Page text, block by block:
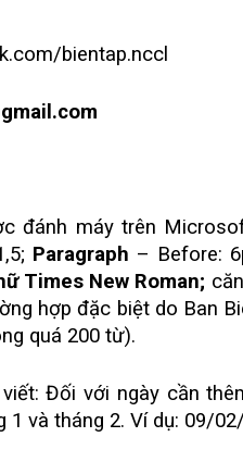
bientap.nccl
đánh máy trên
Paragraph – Before:
Times New Roman;
hợp đặc biệt do Ban
quá 200 từ).
Đối với ngày cần
và tháng 2. Ví dụ: 09/